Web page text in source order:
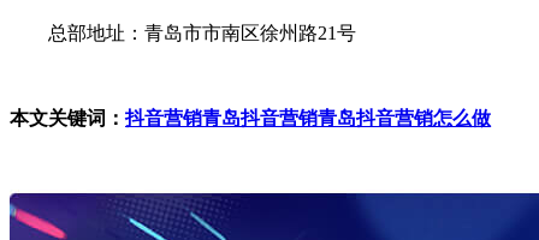
总部地址：青岛市市南区徐州路21号
本文关键词：抖音营销青岛抖音营销青岛抖音营销怎么做